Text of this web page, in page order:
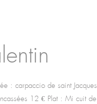
: carpaccio de saint Jacques
12 € Plat : Mi cuit de